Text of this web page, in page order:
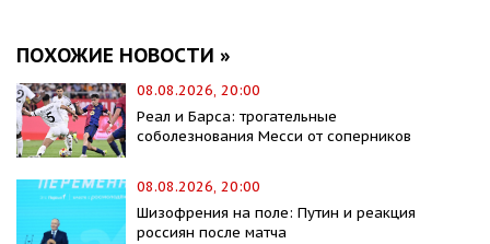
ПОХОЖИЕ НОВОСТИ »
08.08.2026, 20:00
Реал и Барса: трогательные
соболезнования Месси от соперников
08.08.2026, 20:00
Шизофрения на поле: Путин и реакция
россиян после матча